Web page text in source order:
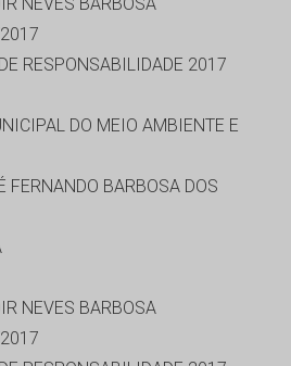
NEVES BARBOSA
RESPONSABILIDADE 2017
DO MEIO AMBIENTE E
FERNANDO BARBOSA DOS
NEVES BARBOSA